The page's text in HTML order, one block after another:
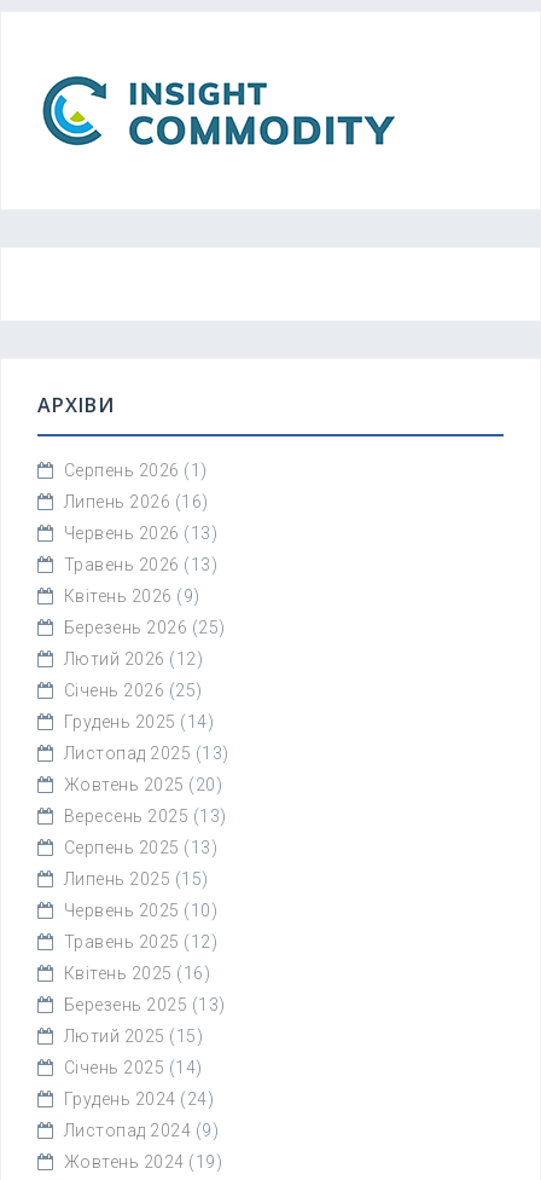
АРХІВИ
Серпень 2026 (1)
Липень 2026 (16)
Червень 2026 (13)
Травень 2026 (13)
Квітень 2026 (9)
Березень 2026 (25)
Лютий 2026 (12)
Січень 2026 (25)
Грудень 2025 (14)
Листопад 2025 (13)
Жовтень 2025 (20)
Вересень 2025 (13)
Серпень 2025 (13)
Липень 2025 (15)
Червень 2025 (10)
Травень 2025 (12)
Квітень 2025 (16)
Березень 2025 (13)
Лютий 2025 (15)
Січень 2025 (14)
Грудень 2024 (24)
Листопад 2024 (9)
Жовтень 2024 (19)